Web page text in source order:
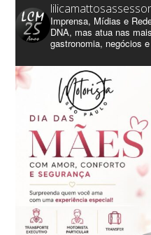
Imprensa, Mídias e
DNA, mas atua nas
gastronomia, negócios